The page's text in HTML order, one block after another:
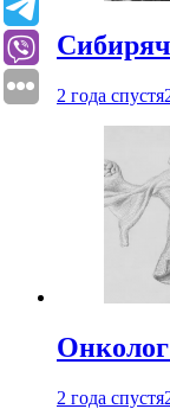
2 года спустя
2 года спустя